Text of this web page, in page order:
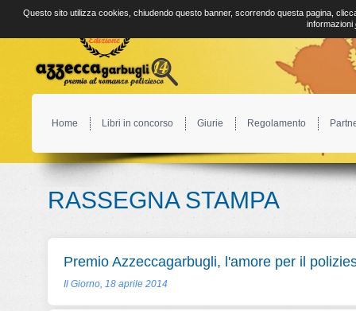
Home Libri in concorso Giurie Regolamento
RASSEGNA STAMPA
Premio Azzeccagarbugli, l'amore per il
Il Giorno, 18 aprile 2014
Questo sito utilizza cookies, chiudendo questo banner, scorrendo questa pagina,
informazioni